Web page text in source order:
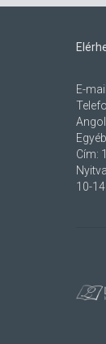
E-
Cím:
10-14